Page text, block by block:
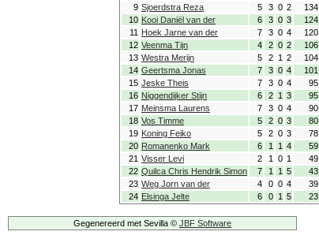
9 Sjoerdstra Reza 5 3 0 2 134
10 Kooi Daniël van der 6 3 0 3 124
11 Hoek Jarne van der 7 3 0 4 120
12 Veenma Tijn 4 2 0 2 106
13 Westra Merijn 5 2 1 2 104
14 Geertsma Jonas 7 3 0 4 101
15 Jeske Theis 7 3 0 4 95
16 Niggendijker Stijn 6 2 1 3 95
17 Meinsma Laurens 7 3 0 4 90
18 Vos Timme 5 2 0 3 80
19 Koning Feiko 5 2 0 3 78
20 Romanenko Mark 6 1 1 4 59
21 Visser Levi 2 1 0 1 49
22 Quilca Chris Hendrik Simon 7 1 1 5 43
23 Weg Jorn van der 4 0 0 4 39
24 Elsinga Jelte 6 0 1 5 23
Gegenereerd met Sevilla © JBF Software